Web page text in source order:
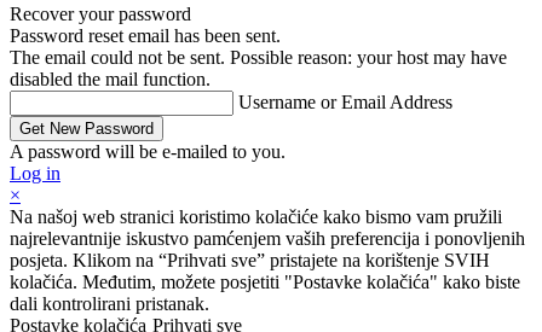
Recover your password
Password reset email has been sent.
The email could not be sent. Possible reason: your host may have
disabled the mail function.
Username or Email Address
A password will be e-mailed to you.
Log in
×
Na našoj web stranici koristimo kolačiće kako bismo vam pružili
najrelevantnije iskustvo pamćenjem vaših preferencija i ponovljenih
posjeta. Klikom na “Prihvati sve” pristajete na korištenje SVIH
kolačića. Međutim, možete posjetiti "Postavke kolačića" kako biste
dali kontrolirani pristanak.
Postavke kolačića Prihvati sve